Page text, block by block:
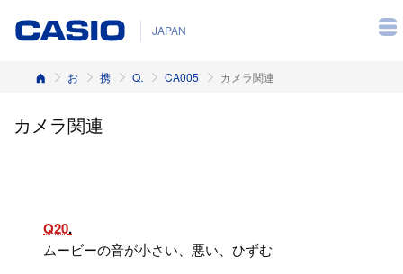
JAPAN
ホーム お客様サポート 携帯電話 Q&A（よくある質問と答え） CA005 カメラ関連
カメラ関連
Q20
ムービーの音が小さい、悪い、ひずむ